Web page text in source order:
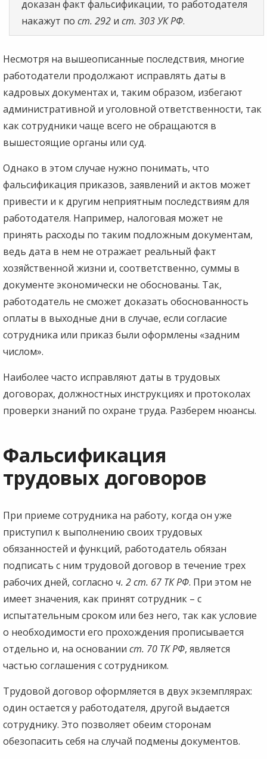
доказан факт фальсификации, то работодателя
накажут по ст. 292 и ст. 303 УК РФ.
Несмотря на вышеописанные последствия, многие
работодатели продолжают исправлять даты в
кадровых документах и, таким образом, избегают
административной и уголовной ответственности, так
как сотрудники чаще всего не обращаются в
вышестоящие органы или суд.
Однако в этом случае нужно понимать, что
фальсификация приказов, заявлений и актов может
привести и к другим неприятным последствиям для
работодателя. Например, налоговая может не
принять расходы по таким подложным документам,
ведь дата в нем не отражает реальный факт
хозяйственной жизни и, соответственно, суммы в
документе экономически не обоснованы. Так,
работодатель не сможет доказать обоснованность
оплаты в выходные дни в случае, если согласие
сотрудника или приказ были оформлены «задним
числом».
Наиболее часто исправляют даты в трудовых
договорах, должностных инструкциях и протоколах
проверки знаний по охране труда. Разберем нюансы.
Фальсификация
трудовых договоров
При приеме сотрудника на работу, когда он уже
приступил к выполнению своих трудовых
обязанностей и функций, работодатель обязан
подписать с ним трудовой договор в течение трех
рабочих дней, согласно ч. 2 ст. 67 ТК РФ. При этом не
имеет значения, как принят сотрудник – с
испытательным сроком или без него, так как условие
о необходимости его прохождения прописывается
отдельно и, на основании ст. 70 ТК РФ, является
частью соглашения с сотрудником.
Трудовой договор оформляется в двух экземплярах:
один остается у работодателя, другой выдается
сотруднику. Это позволяет обеим сторонам
обезопасить себя на случай подмены документов.